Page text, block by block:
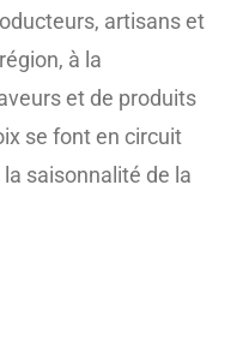
artisans et
à la
et de produits
se font en circuit
saisonnalité de la